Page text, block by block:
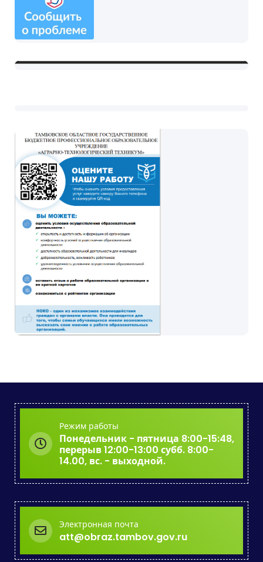
Режим работы
Понедельник - пятница 8:00-15:48,
перерыв 12:00-13:00 субб. 8:00-
14.00, вс. - выходной.
Электронная почта
att@obraz.tambov.gov.ru